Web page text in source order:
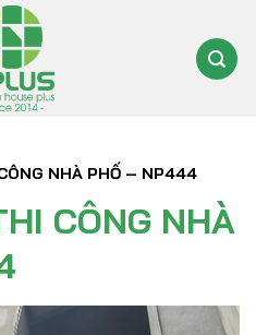
NHÀ PHỐ – NP444
CÔNG NHÀ